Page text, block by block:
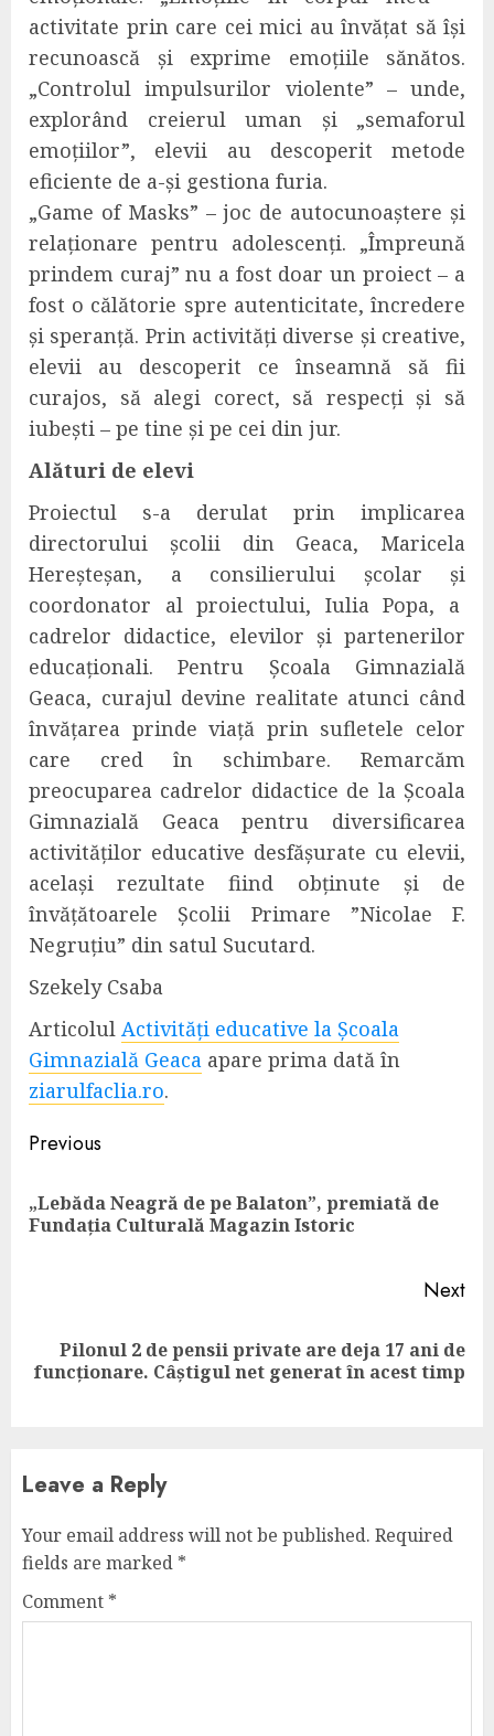
activitate prin care cei mici au învățat să își
recunoască și exprime emoțiile sănătos.
„Controlul impulsurilor violente” – unde,
explorând creierul uman și „semaforul
emoțiilor”, elevii au descoperit metode
eficiente de a-și gestiona furia.
„Game of Masks” – joc de autocunoaștere și
relaționare pentru adolescenți. „Împreună
prindem curaj” nu a fost doar un proiect – a
fost o călătorie spre autenticitate, încredere
și speranță. Prin activități diverse și creative,
elevii au descoperit ce înseamnă să fii
curajos, să alegi corect, să respecți și să
iubești – pe tine și pe cei din jur.
Alături de elevi
Proiectul s-a derulat prin implicarea
directorului școlii din Geaca, Maricela
Hereșteșan, a consilierului școlar și
coordonator al proiectului, Iulia Popa, a
cadrelor didactice, elevilor și partenerilor
educaționali. Pentru Școala Gimnazială
Geaca, curajul devine realitate atunci când
învățarea prinde viață prin sufletele celor
care cred în schimbare. Remarcăm
preocuparea cadrelor didactice de la Școala
Gimnazială Geaca pentru diversificarea
activităților educative desfășurate cu elevii,
același rezultate fiind obținute și de
învățătoarele Școlii Primare ”Nicolae F.
Negruțiu” din satul Sucutard.
Szekely Csaba
Articolul Activități educative la Școala
Gimnazială Geaca apare prima dată în
ziarulfaclia.ro.
Continue
Reading
Previous
„Lebăda Neagră de pe Balaton”, premiată de
Fundația Culturală Magazin Istoric
Next
Next
post:
Pilonul 2 de pensii private are deja 17 ani de
funcționare. Câștigul net generat în acest timp
Leave a Reply
Your email address will not be published. Required
fields are marked *
Comment *